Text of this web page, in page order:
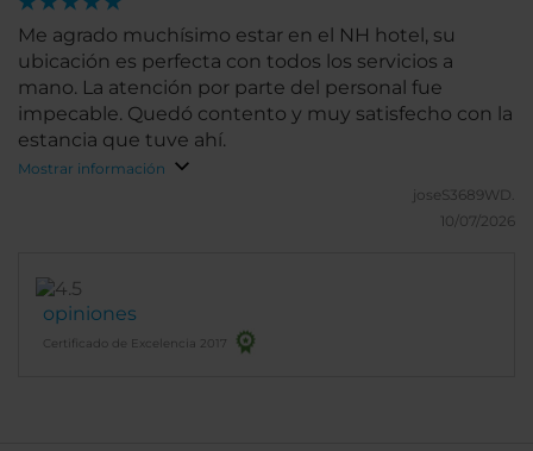
Me agrado muchísimo estar en el NH hotel, su
ubicación es perfecta con todos los servicios a
mano. La atención por parte del personal fue
impecable. Quedó contento y muy satisfecho con la
estancia que tuve ahí.
Mostrar información
joseS3689WD.
10/07/2026
opiniones
Certificado de Excelencia 2017